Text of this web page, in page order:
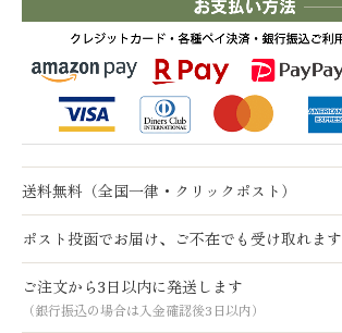
送料無料（全国一律・クリックポスト）
ポスト投函でお届け、ご不在でも受け取れます
ご注文から3日以内に発送します
（銀行振込の場合は入金確認後3日以内）